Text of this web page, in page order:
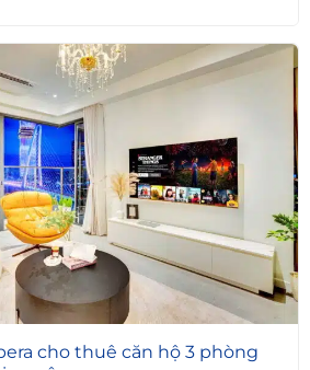
cho thuê căn hộ 3 phòng